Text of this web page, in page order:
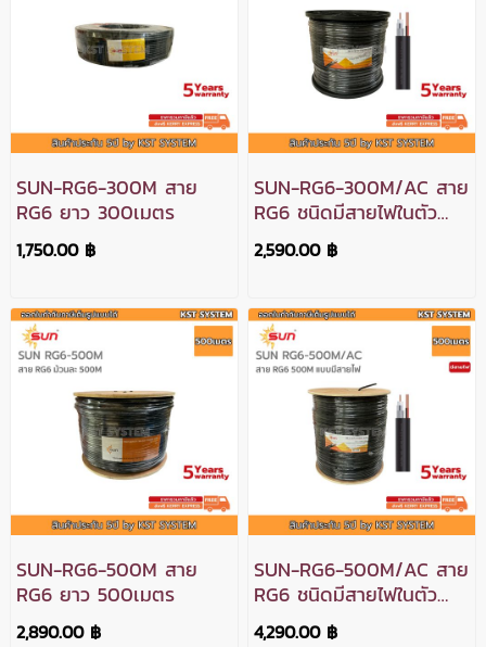
SUN-RG6-300M สาย
RG6 ยาว 300เมตร
1,750.00 ฿
SUN-RG6-300M/AC สาย
RG6 ชนิดมีสายไฟในตัว
ยาว 300เมตร
2,590.00 ฿
SUN-RG6-500M สาย
RG6 ยาว 500เมตร
2,890.00 ฿
SUN-RG6-500M/AC สาย
RG6 ชนิดมีสายไฟในตัว
ยาว 500เมตร
4,290.00 ฿